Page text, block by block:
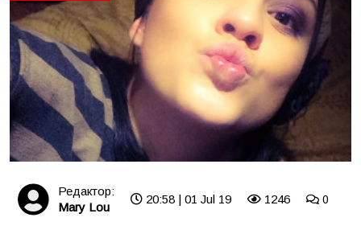
Редактор:
Mary Lou
20:58 | 01 Jul 19 1246 0